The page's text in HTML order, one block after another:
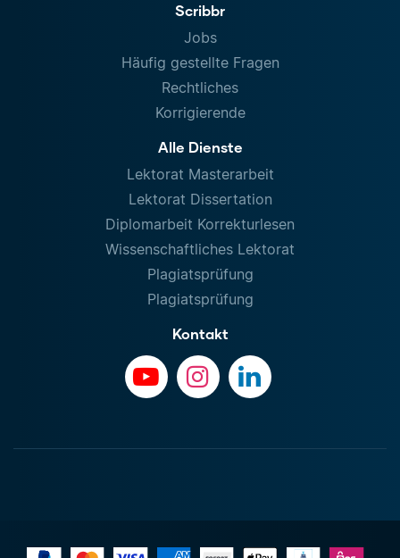
Scribbr
Jobs
Häufig gestellte Fragen
Rechtliches
Korrigierende
Alle Dienste
Lektorat Masterarbeit
Lektorat Dissertation
Diplomarbeit Korrekturlesen
Wissenschaftliches Lektorat
Plagiatsprüfung
Plagiatsprüfung
Kontakt